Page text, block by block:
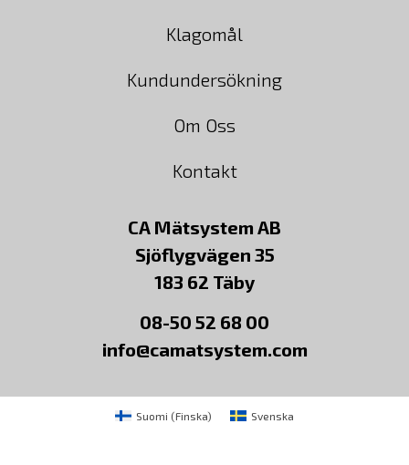
Klagomål
Kundundersökning
Om Oss
Kontakt
CA Mätsystem AB
Sjöflygvägen 35
183 62 Täby
08-50 52 68 00
info@camatsystem.com
Suomi (Finska) Svenska